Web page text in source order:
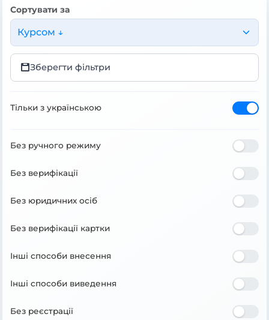
Сортувати за
Курсом ↓
Зберегти фільтри
Тільки з українською
Без ручного режиму
Без верифікації
Без юридичних осіб
Без верифікації картки
Інші способи внесення
Інші способи виведення
Без реєстрації